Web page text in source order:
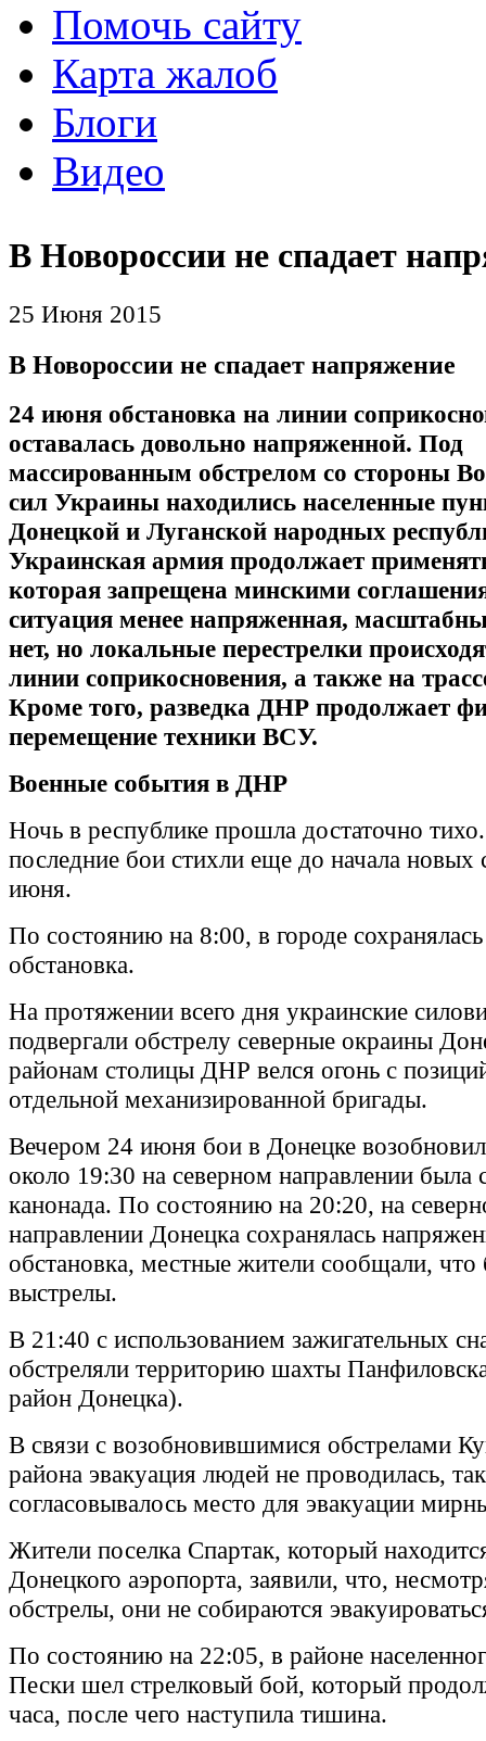
Помочь сайту
Карта жалоб
Блоги
Видео
В Новороссии не спадает
25 Июня 2015
В Новороссии не спадает напряжение
24 июня обстановка на линии
оставалась довольно напряженной. Под
массированным обстрелом со стороны
сил Украины находились населенные
Донецкой и Луганской народных
Украинская армия продолжает
которая запрещена минскими
ситуация менее напряженная,
нет, но локальные перестрелки
линии соприкосновения, а также на
Кроме того, разведка ДНР продолжает
перемещение техники ВСУ.
Военные события в ДНР
Ночь в республике прошла достаточно
последние бои стихли еще до начала новых
июня.
По состоянию на 8:00, в городе
обстановка.
На протяжении всего дня украинские
подвергали обстрелу северные окраины
районам столицы ДНР велся огонь с
отдельной механизированной бригады.
Вечером 24 июня бои в Донецке
около 19:30 на северном направлении была
канонада. По состоянию на 20:20, на
направлении Донецка сохранялась
обстановка, местные жители сообщали,
выстрелы.
В 21:40 с использованием зажигательных
обстреляли территорию шахты
район Донецка).
В связи с возобновившимися обстрелами
района эвакуация людей не проводилась,
согласовывалось место для эвакуации
Жители поселка Спартак, который
Донецкого аэропорта, заявили, что,
обстрелы, они не собираются
По состоянию на 22:05, в районе
Пески шел стрелковый бой, который
часа, после чего наступила тишина.